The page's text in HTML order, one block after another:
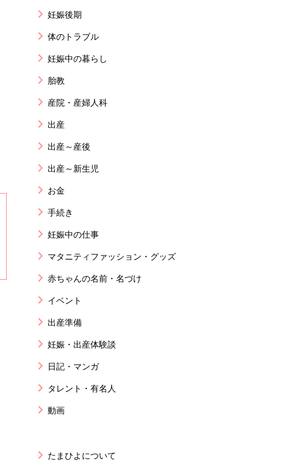
妊娠後期
体のトラブル
妊娠中の暮らし
胎教
産院・産婦人科
出産
出産～産後
出産～新生児
お金
手続き
妊娠中の仕事
マタニティファッション・グッズ
赤ちゃんの名前・名づけ
イベント
出産準備
妊娠・出産体験談
日記・マンガ
タレント・有名人
動画
たまひよについて